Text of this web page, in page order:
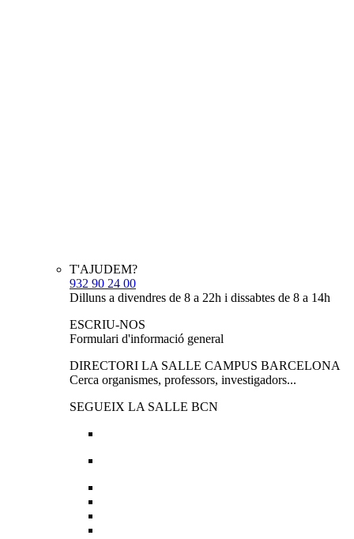
T'AJUDEM?
932 90 24 00
Dilluns a divendres de 8 a 22h i dissabtes de 8 a 14h
ESCRIU-NOS
Formulari d'informació general
DIRECTORI LA SALLE CAMPUS BARCELONA
Cerca organismes, professors, investigadors...
SEGUEIX LA SALLE BCN